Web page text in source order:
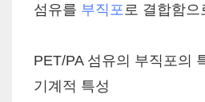
섬유를 부직포 로 결합함
PET/PA 섬유의 부직포의
기계적 특성